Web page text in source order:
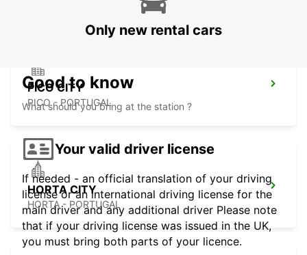
PICO CITY
PICO - PORTUGAL
HORTA CITY
HORTA - PORTUGAL
Only new rental cars
Good to know
What should you bring at the station ?
Your valid driver license
If needed - an official translation of your driving
license or an international driving license for the
main driver and any additional driver Please note
that if your driving license was issued in the UK,
you must bring both parts of your licence.